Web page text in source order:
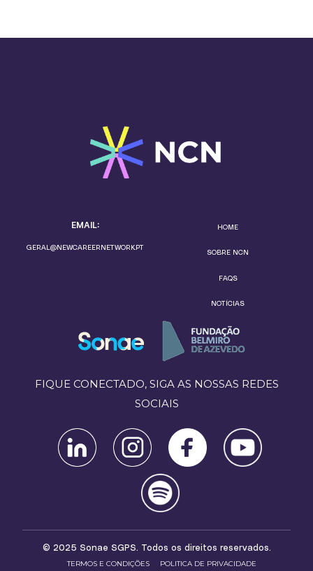
EMAIL:
GERAL@NEWCAREERNETWORK.PT
HOME
SOBRE NCN
FAQS
NOTÍCIAS
FIQUE CONECTADO, SIGA AS NOSSAS REDES
SOCIAIS
© 2025 Sonae SGPS. Todos os direitos reservados.
TERMOS E CONDIÇÕES
POLITICA DE PRIVACIDADE